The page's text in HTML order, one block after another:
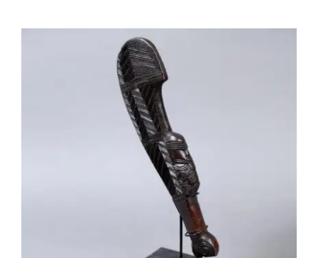
OC026 Massue Maori Wahaika -
Nouvelle Zélande